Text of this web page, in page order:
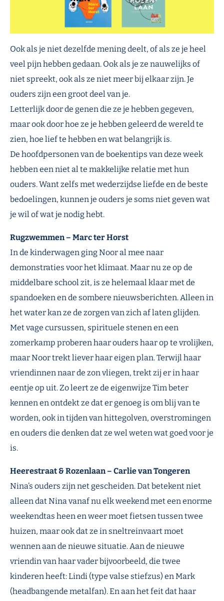
Ook als je niet dezelfde mening deelt, of als ze je heel
veel pijn hebben gedaan. Ook als je ze nauwelijks of
niet spreekt, ook als ze niet meer bij elkaar zijn. Je
ouders zijn een groot deel van je.
Letterlijk door de genen die ze je hebben gegeven,
maar ook door hoe ze je hebben geleerd de wereld te
zien, hoe lief te hebben en wat belangrijk is.
De hoofdpersonen van de boekentips van deze week
hebben een niet al te makkelijke relatie met hun
ouders. Want zelfs met wederzijdse liefde en de beste
bedoelingen, kunnen je ouders je soms niet geven wat
je wil of wat je nodig hebt.
Rugzwemmen – Marc ter Horst
In de kinderwagen ging Noor al mee naar
demonstraties voor het klimaat. Maar nu ze op de
middelbare school zit, is ze helemaal klaar met de
spandoeken en de sombere nieuwsberichten. Alleen in
het water kan ze de zorgen van zich af laten glijden.
Met vage cursussen, spirituele stenen en een
zomerkamp proberen haar ouders haar op te vrolijken,
maar Noor trekt liever haar eigen plan. Terwijl haar
vriendinnen naar de zon vliegen, trekt zij er in haar
eentje op uit. Zo leert ze de eigenwijze Tim beter
kennen en ontdekt ze dat er genoeg is om blij van te
worden, ook in tijden van hittegolven, overstromingen
en ouders die denken dat ze wel weten wat goed voor je
is.
Heerestraat & Rozenlaan – Carlie van Tongeren
Nina’s ouders zijn net gescheiden. Dat betekent niet
alleen dat Nina vanaf nu elk weekend met een enorme
weekendtas heen en weer moet fietsen tussen twee
huizen, maar ook dat ze in sneltreinvaart moet
wennen aan de nieuwe situatie. Aan de nieuwe
vriendin van haar vader bijvoorbeeld, die twee
kinderen heeft: Lindi (type valse stiefzus) en Mark
(headbangende metalfan). En aan het feit dat haar